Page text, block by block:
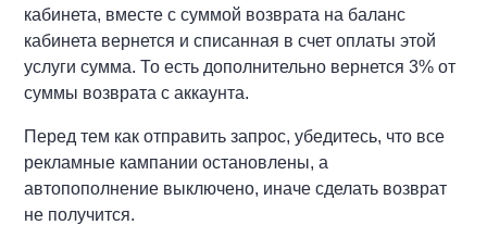
кабинета, вместе с суммой возврата на баланс
кабинета вернется и списанная в счет оплаты этой
услуги сумма. То есть дополнительно вернется 3% от
суммы возврата с аккаунта.
Перед тем как отправить запрос, убедитесь, что все
рекламные кампании остановлены, а
автопополнение выключено, иначе сделать возврат
не получится.